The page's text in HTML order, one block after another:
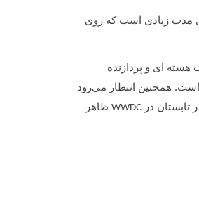
مدت زیادی است که روی
هسته ای و پردازنده
8 هسته ای ایر فعلی ارتقا یافته است. همچنین انتظار می‌رود
تابستان درWWDC ظاهر